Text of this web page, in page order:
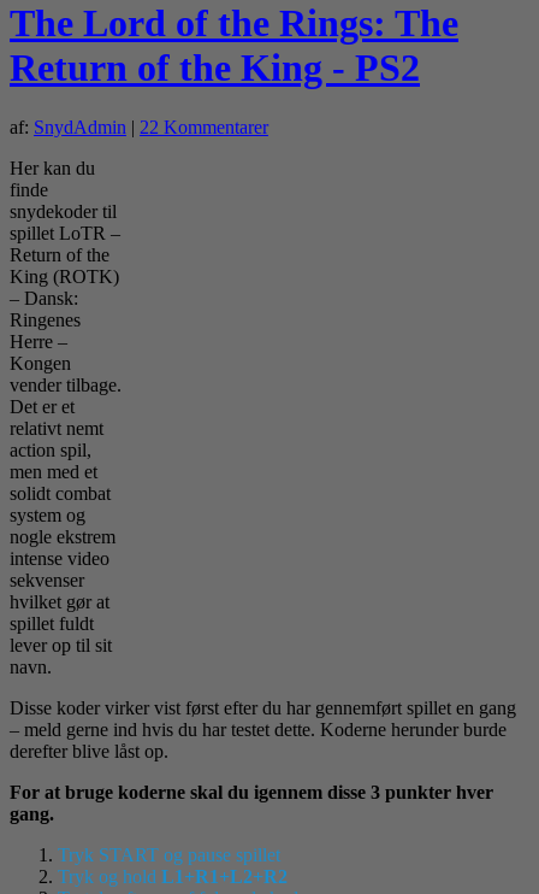
The Lord of the Rings: The
Return of the King - PS2
af: SnydAdmin | 22 Kommentarer
Her kan du
finde
snydekoder til
spillet LoTR –
Return of the
King (ROTK)
– Dansk:
Ringenes
Herre –
Kongen
vender tilbage.
Det er et
relativt nemt
action spil,
men med et
solidt combat
system og
nogle ekstrem
intense video
sekvenser
hvilket gør at
spillet fuldt
lever op til sit
navn.
Disse koder virker vist først efter du har gennemført spillet en gang
– meld gerne ind hvis du har testet dette. Koderne herunder burde
derefter blive låst op.
For at bruge koderne skal du igennem disse 3 punkter hver
gang.
Tryk START og pause spillet
Tryk og hold L1+R1+L2+R2